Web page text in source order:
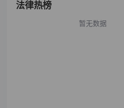
法律热榜
暂无数据